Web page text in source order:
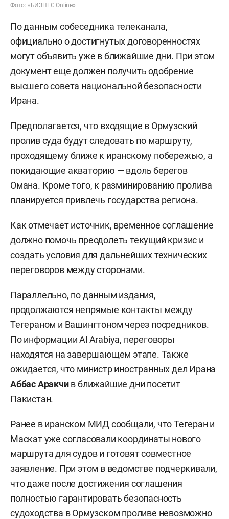
Фото: «БИЗНЕС Online»
По данным собеседника телеканала,
официально о достигнутых договоренностях
могут объявить уже в ближайшие дни. При этом
документ еще должен получить одобрение
высшего совета национальной безопасности
Ирана.
Предполагается, что входящие в Ормузский
пролив суда будут следовать по маршруту,
проходящему ближе к иранскому побережью, а
покидающие акваторию — вдоль берегов
Омана. Кроме того, к разминированию пролива
планируется привлечь государства региона.
Как отмечает источник, временное соглашение
должно помочь преодолеть текущий кризис и
создать условия для дальнейших технических
переговоров между сторонами.
Параллельно, по данным издания,
продолжаются непрямые контакты между
Тегераном и Вашингтоном через посредников.
По информации Al Arabiya, переговоры
находятся на завершающем этапе. Также
ожидается, что министр иностранных дел Ирана
Аббас Аракчив ближайшие дни посетит
Пакистан.
Ранее в иранском МИД сообщали, что Тегеран и
Маскат уже согласовали координаты нового
маршрута для судов и готовят совместное
заявление. При этом в ведомстве подчеркивали,
что даже после достижения соглашения
полностью гарантировать безопасность
судоходства в Ормузском проливе невозможно